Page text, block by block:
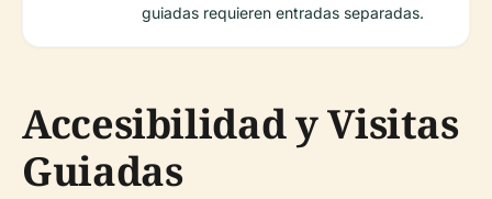
guiadas requieren entradas separadas.
Accesibilidad y Visitas
Guiadas